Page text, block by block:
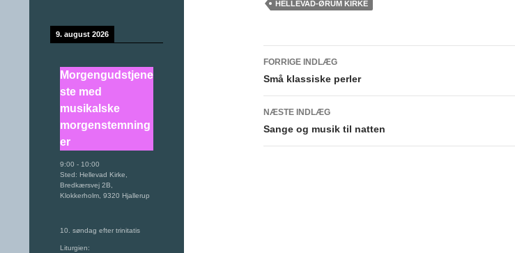
HELLEVAD-ØRUM KIRKE
Indlægsnavigation
FORRIGE INDLÆG
Små klassiske perler
NÆSTE INDLÆG
Sange og musik til natten
9. august 2026
Morgengudstjene
ste med
musikalske
morgenstemning
er
9:00 - 10:00
Sted: Hellevad Kirke,
Bredkærsvej 2B,
Klokkerholm, 9320 Hjallerup
10. søndag efter trinitatis
Liturgien: